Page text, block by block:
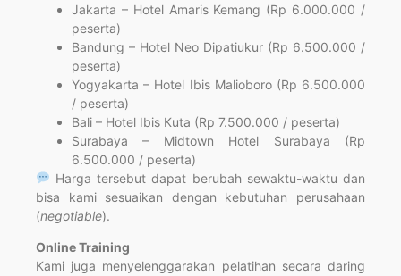
Jakarta – Hotel Amaris Kemang (Rp 6.000.000 /
peserta)
Bandung – Hotel Neo Dipatiukur (Rp 6.500.000 /
peserta)
Yogyakarta – Hotel Ibis Malioboro (Rp 6.500.000
/ peserta)
Bali – Hotel Ibis Kuta (Rp 7.500.000 / peserta)
Surabaya – Midtown Hotel Surabaya (Rp
6.500.000 / peserta)
Harga tersebut dapat berubah sewaktu-waktu dan
bisa kami sesuaikan dengan kebutuhan perusahaan
(negotiable).
Online Training
Kami juga menyelenggarakan pelatihan secara daring